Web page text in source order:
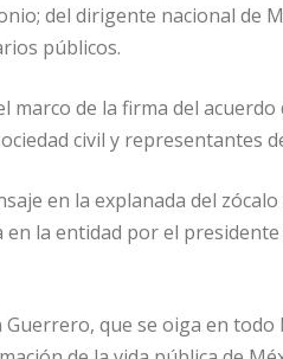
del dirigente nacional de
públicos.
marco de la firma del
civil y representantes
en la explanada del
en la entidad por el
Guerrero, que se oiga en